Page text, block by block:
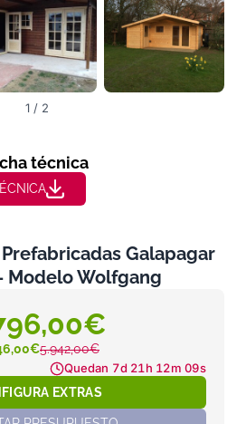
1 / 2
técnica
Galapagar
Modelo Wolfgang
5.942,00€
Quedan 7d 21h 12m 08s
EXTRAS